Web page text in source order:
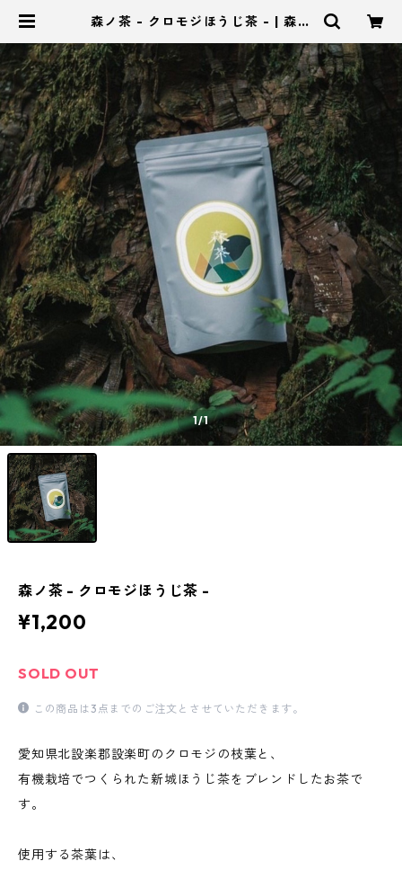
森ノ茶 - クロモジほうじ茶 - | 森の
1/1
森ノ茶 - クロモジほうじ茶 -
¥1,200
SOLD OUT
この商品は3点までのご注文とさせていただきます。
愛知県北設楽郡設楽町のクロモジの枝葉と、
有機栽培でつくられた新城ほうじ茶をブレンドしたお茶で
す。
使用する茶葉は、